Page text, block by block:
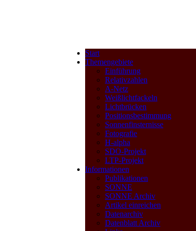
Start
Themengebiete
Einführung
Relativzahlen
A-Netz
Weißlichtfackeln
Lichtbrücken
Positionsbestimmung
Sonnenfinsternisse
Fotografie
H-alpha
SDO-Projekt
LTP-Projekt
Informationen
Publikationen
SONNE
SONNE Archiv
Artikel einreichen
Datenarchiv
Datenblatt Archiv